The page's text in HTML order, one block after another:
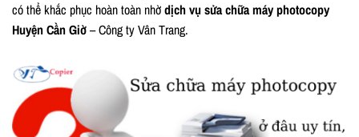
có thể khắc phục hoàn toàn nhờdịch vụ sửa chữa máy photocopy
Huyện Cần Giờ– Công ty Vân Trang.